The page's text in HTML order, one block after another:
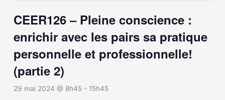
CEER126 – Pleine conscience :
enrichir avec les pairs sa pratique
personnelle et professionnelle!
(partie 2)
29 mai 2024 @ 8h45 - 15h45